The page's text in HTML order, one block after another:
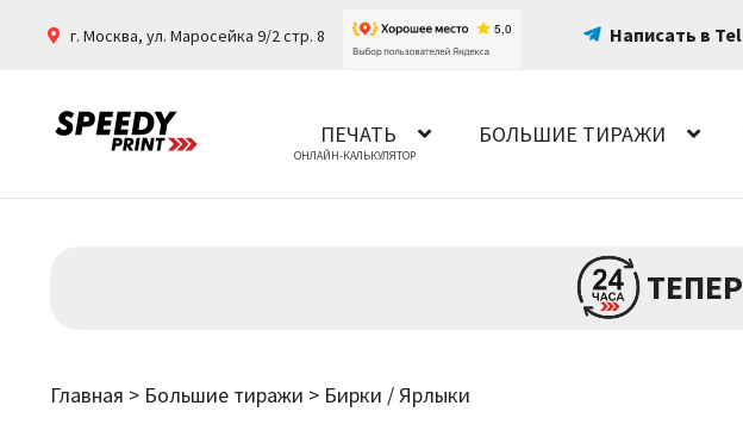
г. Москва, ул. Маросейка 9/2 стр. 8 Написать в
ПЕЧАТЬ БОЛЬШИЕ ТИРАЖИ
Главная > Большие тиражи > Бирки / Ярлыки